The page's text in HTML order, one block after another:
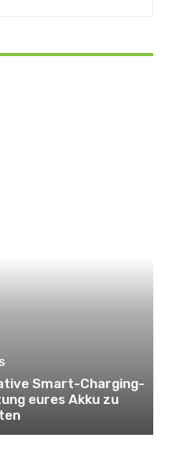
Smart-Charging-
eures Akku zu